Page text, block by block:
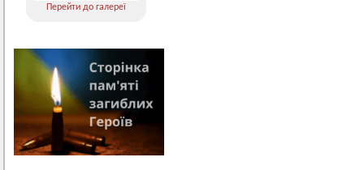
Перейти до галереї